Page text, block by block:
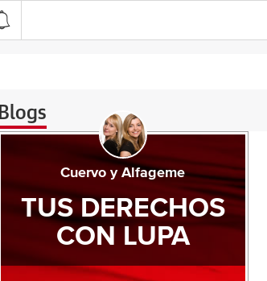
Blogs
Cuervo y Alfageme
TUS DERECHOS
CON LUPA